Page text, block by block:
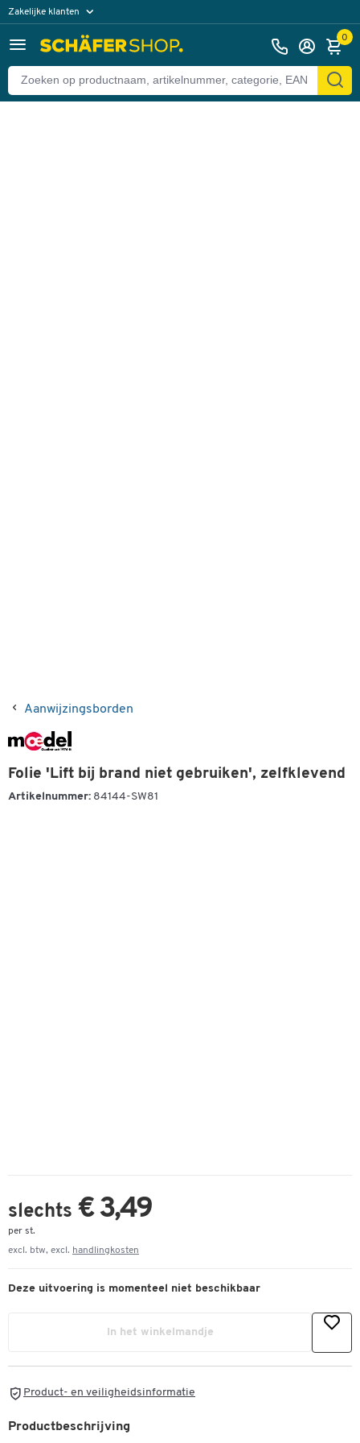
Zakelijke klanten
Particuliere klanten 0
Aanwijzingsborden
Folie 'Lift bij brand niet gebruiken', zelfklevend
Artikelnummer: 84144-SW81
slechts € 3,49
per st.
excl. btw, excl. handlingkosten
Deze uitvoering is momenteel niet beschikbaar
In het winkelmandje
Product- en veiligheidsinformatie
Productbeschrijving
Terug